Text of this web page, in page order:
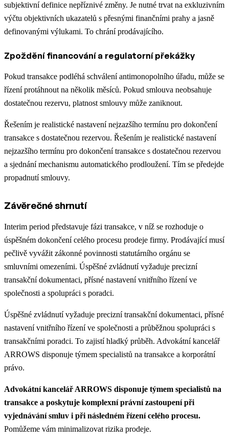
subjektivní definice nepříznivé změny. Je nutné trvat na exkluzivním
výčtu objektivních ukazatelů s přesnými finančními prahy a jasně
definovanými výlukami. To chrání prodávajícího.
Zpoždění financování a regulatorní překážky
Pokud transakce podléhá schválení antimonopolního úřadu, může se
řízení protáhnout na několik měsíců. Pokud smlouva neobsahuje
dostatečnou rezervu, platnost smlouvy může zaniknout.
Řešením je realistické nastavení nejzazšího termínu pro dokončení
transakce s dostatečnou rezervou. Řešením je realistické nastavení
nejzazšího termínu pro dokončení transakce s dostatečnou rezervou
a sjednání mechanismu automatického prodloužení. Tím se předejde
propadnutí smlouvy.
Závěrečné shrnutí
Interim period představuje fázi transakce, v níž se rozhoduje o
úspěšném dokončení celého procesu prodeje firmy. Prodávající musí
pečlivě vyvážit zákonné povinnosti statutárního orgánu se
smluvními omezeními. Úspěšné zvládnutí vyžaduje precizní
transakční dokumentaci, přísné nastavení vnitřního řízení ve
společnosti a spolupráci s poradci.
Úspěšné zvládnutí vyžaduje precizní transakční dokumentaci, přísné
nastavení vnitřního řízení ve společnosti a průběžnou spolupráci s
transakčními poradci. To zajistí hladký průběh. Advokátní kancelář
ARROWS disponuje týmem specialistů na transakce a korporátní
právo.
Advokátní kancelář ARROWS disponuje týmem specialistů na
transakce a poskytuje komplexní právní zastoupení při
vyjednávání smluv i při následném řízení celého procesu.
Pomůžeme vám minimalizovat rizika prodeje.